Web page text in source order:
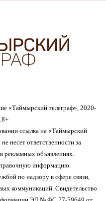
«Таймырский телеграф», 2020-
ссылка на «Таймырский
несет ответственности за
объявлениях.
информацию.
по надзору в сфере связи,
коммуникаций. Свидетельство